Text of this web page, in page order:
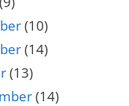
(10)
(14)
(13)
(14)